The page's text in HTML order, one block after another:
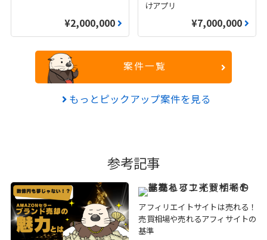
¥2,000,000
けアプリ
¥7,000,000
案件一覧
もっとピックアップ案件を見る
参考記事
アフィリエイトサイトは売れる！
売買相場や売れるアフィサイトの
基準